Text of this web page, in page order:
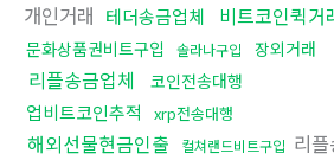
개인거래 테더송금업체 비트코인퀵거
문화상품권비트구입 솔라나구입 장외거래
리플송금업체 코인전송대행
업비트코인추적 xrp전송대행
해외선물현금인출 컬쳐랜드비트구입 리